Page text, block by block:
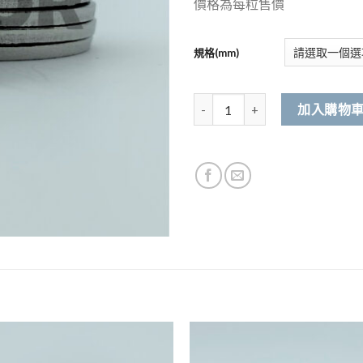
價格為每粒售價
規格(mm)
304不銹鋼 平戒指 數量加入購物